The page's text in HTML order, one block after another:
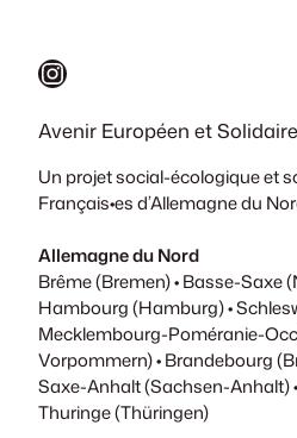
Instagram
Avenir Européen et Solidaire
Un projet social-écologique et
Français•es d’Allemagne du
Allemagne du Nord
Brême (Bremen) • Basse-Saxe
Hambourg (Hamburg) •
Mecklembourg-Poméranie-
Vorpommern) • Brandebourg
Saxe-Anhalt (Sachsen-Anhalt)
Thuringe (Thüringen)